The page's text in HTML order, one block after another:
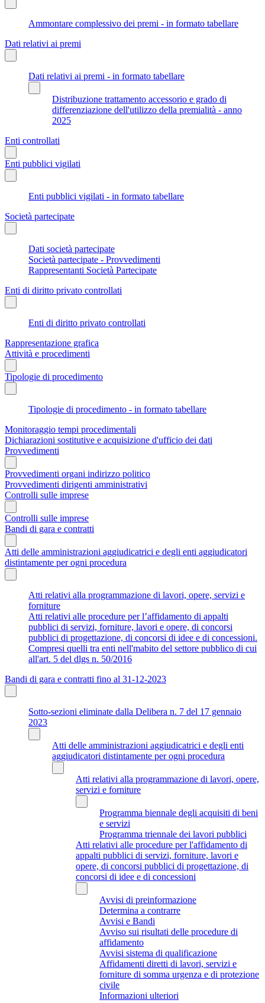
Ammontare complessivo dei premi - in formato tabellare
Dati relativi ai premi
Dati relativi ai premi - in formato tabellare
Distribuzione trattamento accessorio e grado di
differenziazione dell'utilizzo della premialità - anno
2025
Enti controllati
Enti pubblici vigilati
Enti pubblici vigilati - in formato tabellare
Società partecipate
Dati società partecipate
Società partecipate - Provvedimenti
Rappresentanti Società Partecipate
Enti di diritto privato controllati
Enti di diritto privato controllati
Rappresentazione grafica
Attività e procedimenti
Tipologie di procedimento
Tipologie di procedimento - in formato tabellare
Monitoraggio tempi procedimentali
Dichiarazioni sostitutive e acquisizione d'ufficio dei dati
Provvedimenti
Provvedimenti organi indirizzo politico
Provvedimenti dirigenti amministrativi
Controlli sulle imprese
Controlli sulle imprese
Bandi di gara e contratti
Atti delle amministrazioni aggiudicatrici e degli enti aggiudicatori
distintamente per ogni procedura
Atti relativi alla programmazione di lavori, opere, servizi e
forniture
Atti relativi alle procedure per l’affidamento di appalti
pubblici di servizi, forniture, lavori e opere, di concorsi
pubblici di progettazione, di concorsi di idee e di concessioni.
Compresi quelli tra enti nell'mabito del settore pubblico di cui
all'art. 5 del dlgs n. 50/2016
Bandi di gara e contratti fino al 31-12-2023
Sotto-sezioni eliminate dalla Delibera n. 7 del 17 gennaio
2023
Atti delle amministrazioni aggiudicatrici e degli enti
aggiudicatori distintamente per ogni procedura
Atti relativi alla programmazione di lavori, opere,
servizi e forniture
Programma biennale degli acquisiti di beni
e servizi
Programma triennale dei lavori pubblici
Atti relativi alle procedure per l'affidamento di
appalti pubblici di servizi, forniture, lavori e
opere, di concorsi pubblici di progettazione, di
concorsi di idee e di concessioni
Avvisi di preinformazione
Determina a contrarre
Avvisi e Bandi
Avviso sui risultati delle procedure di
affidamento
Avvisi sistema di qualificazione
Affidamenti diretti di lavori, servizi e
forniture di somma urgenza e di protezione
civile
Informazioni ulteriori